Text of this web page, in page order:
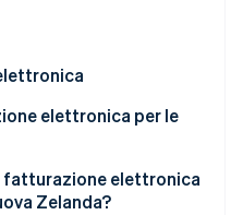
elettronica per le
fatturazione elettronica
Zelanda?